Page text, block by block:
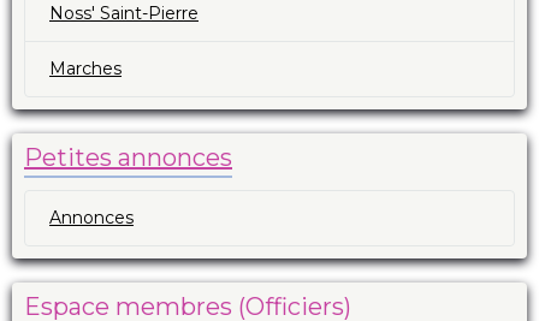
Noss' Saint-Pierre
Marches
Petites annonces
Annonces
Espace membres (Officiers)